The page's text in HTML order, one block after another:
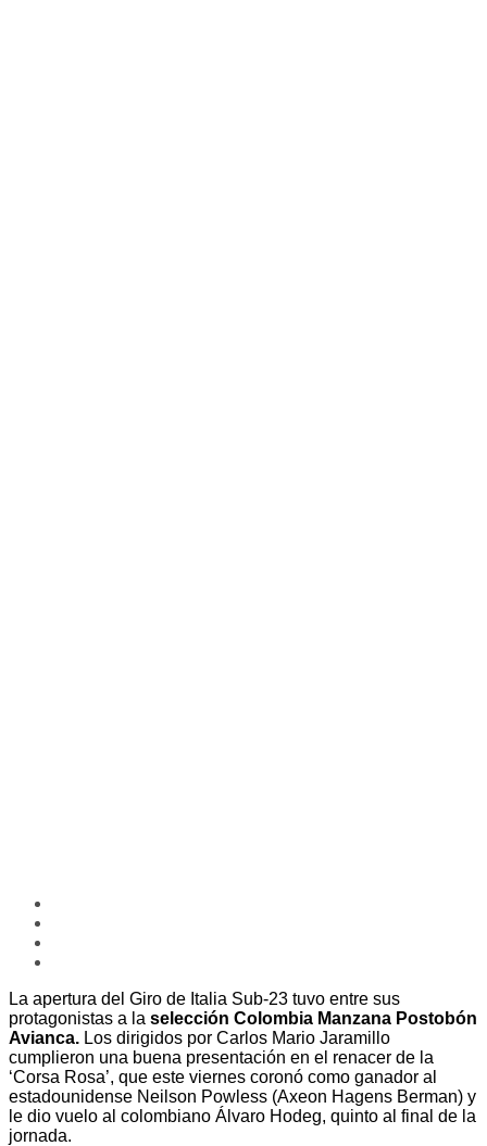
La apertura del Giro de Italia Sub-23 tuvo entre sus
protagonistas a la selección Colombia Manzana Postobón
Avianca. Los dirigidos por Carlos Mario Jaramillo
cumplieron una buena presentación en el renacer de la
‘Corsa Rosa’, que este viernes coronó como ganador al
estadounidense Neilson Powless (Axeon Hagens Berman) y
le dio vuelo al colombiano Álvaro Hodeg, quinto al final de la
jornada.